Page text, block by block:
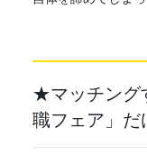
★マッチング
職フェア 」